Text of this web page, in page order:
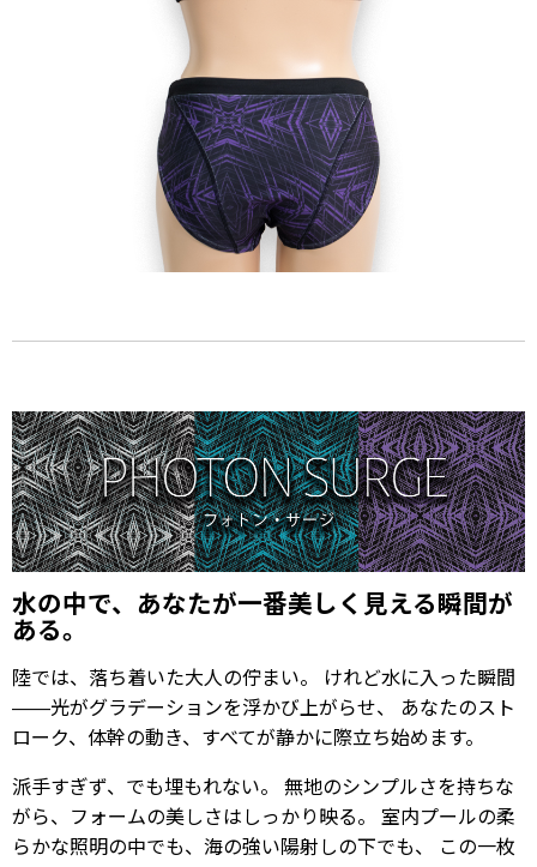
水の中で、あなたが一番美しく見える瞬間が
ある。
陸では、落ち着いた大人の佇まい。 けれど水に入った瞬間
——光がグラデーションを浮かび上がらせ、 あなたのスト
ローク、体幹の動き、すべてが静かに際立ち始めます。
派手すぎず、でも埋もれない。 無地のシンプルさを持ちな
がら、フォームの美しさはしっかり映る。 室内プールの柔
らかな照明の中でも、海の強い陽射しの下でも、 この一枚